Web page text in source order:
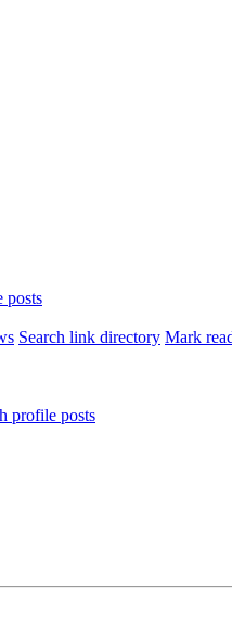
posts
Search link directory Mark
profile posts